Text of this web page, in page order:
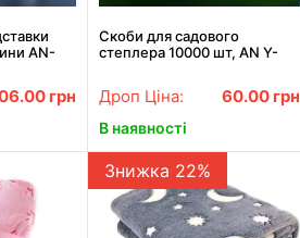
AN-
грн
Скоби для садового
степлера 10000 шт, AN Y-
Дроп Ціна: 60.00 грн
В наявності
Знижка 22%